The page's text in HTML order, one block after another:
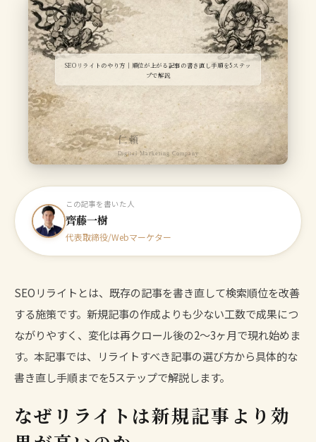
SEOリライトのやり方｜順位が上がる記事の書き直し手順を5ステッ
プで解説
仁頼
Digital Marketing Company
この記事を書いた人
齊藤一樹
代表取締役/Webマーケター
SEOリライトとは、既存の記事を書き直して検索順位を改善
する施策です。新規記事の作成よりも少ない工数で成果につ
ながりやすく、変化は再クロール後の2〜3ヶ月で現れ始めま
す。本記事では、リライトすべき記事の選び方から具体的な
書き直し手順までを5ステップで解説します。
なぜリライトは新規記事より効